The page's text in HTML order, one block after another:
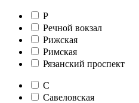
Р
Речной вокзал
Рижская
Римская
Рязанский проспект
С
Савеловская